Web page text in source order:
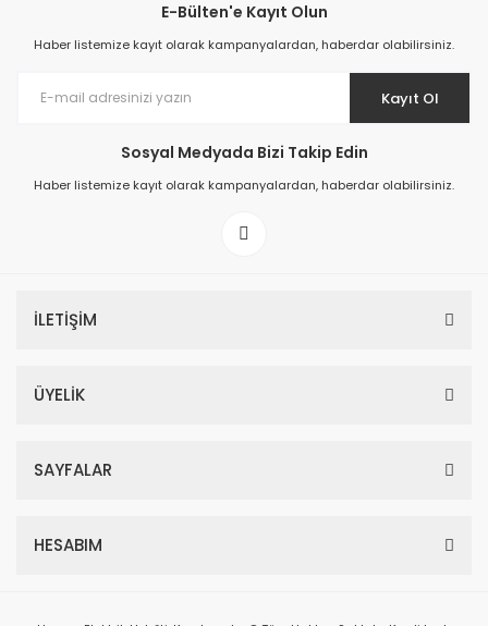
E-Bülten'e Kayıt Olun
Haber listemize kayıt olarak kampanyalardan, haberdar olabilirsiniz.
Kayıt Ol
Sosyal Medyada Bizi Takip Edin
Haber listemize kayıt olarak kampanyalardan, haberdar olabilirsiniz.
İLETİŞİM
ÜYELİK
SAYFALAR
HESABIM